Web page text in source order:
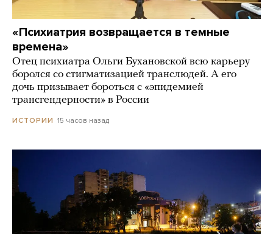
«Психиатрия возвращается в темные
времена»
Отец психиатра Ольги Бухановской всю карьеру
боролся со стигматизацией транслюдей. А его
дочь призывает бороться с «эпидемией
трансгендерности» в России
ИСТОРИИ 15 часов назад